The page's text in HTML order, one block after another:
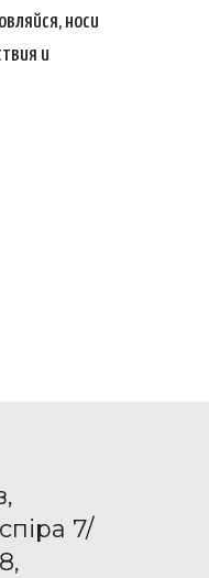
носи
и
7/